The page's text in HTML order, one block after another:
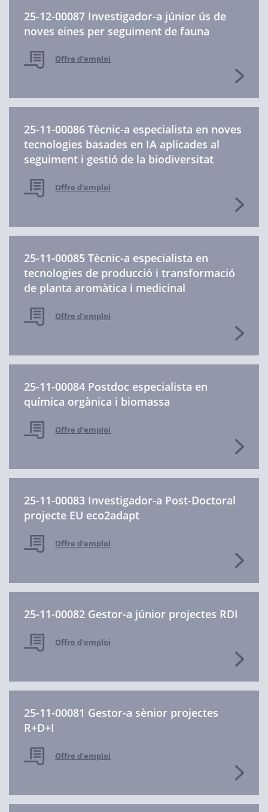
25-12-00087 Investigador-a júnior ús de
noves eines per seguiment de fauna
Offre d'emploi
25-11-00086 Tècnic-a especialista en noves
tecnologies basades en IA aplicades al
seguiment i gestió de la biodiversitat
Offre d'emploi
25-11-00085 Tècnic-a especialista en
tecnologies de producció i transformació
de planta aromàtica i medicinal
Offre d'emploi
25-11-00084 Postdoc especialista en
química orgànica i biomassa
Offre d'emploi
25-11-00083 Investigador-a Post-Doctoral
projecte EU eco2adapt
Offre d'emploi
25-11-00082 Gestor-a júnior projectes RDI
Offre d'emploi
25-11-00081 Gestor-a sènior projectes
R+D+I
Offre d'emploi